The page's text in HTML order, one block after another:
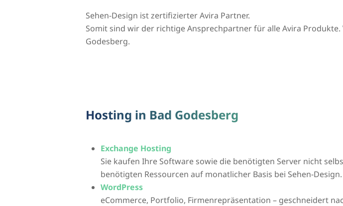
Sehen-Design ist zertifizierter Avira Partner.
Somit sind wir der richtige Ansprechpartner für alle Avira Produkte.
Godesberg.
Hosting in Bad Godesberg
Exchange Hosting
Sie kaufen Ihre Software sowie die benötigten Server nicht
benötigten Ressourcen auf monatlicher Basis bei Sehen-Design.
WordPress
eCommerce, Portfolio, Firmenrepräsentation – geschneidert